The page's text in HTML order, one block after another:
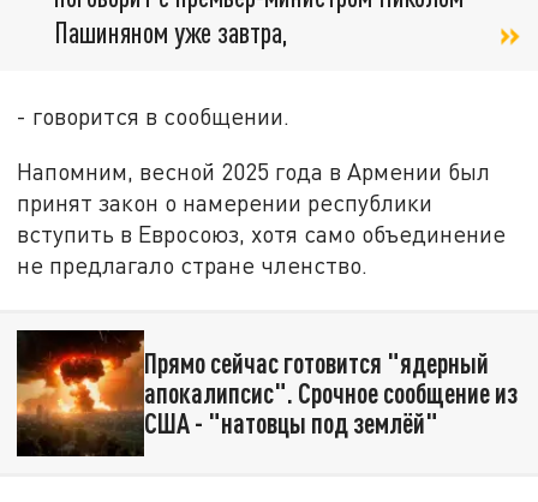
Пашиняном уже завтра,
- говорится в сообщении.
Напомним, весной 2025 года в Армении был
принят закон о намерении республики
вступить в Евросоюз, хотя само объединение
не предлагало стране членство.
Прямо сейчас готовится "ядерный
апокалипсис". Срочное сообщение из
США - "натовцы под землёй"